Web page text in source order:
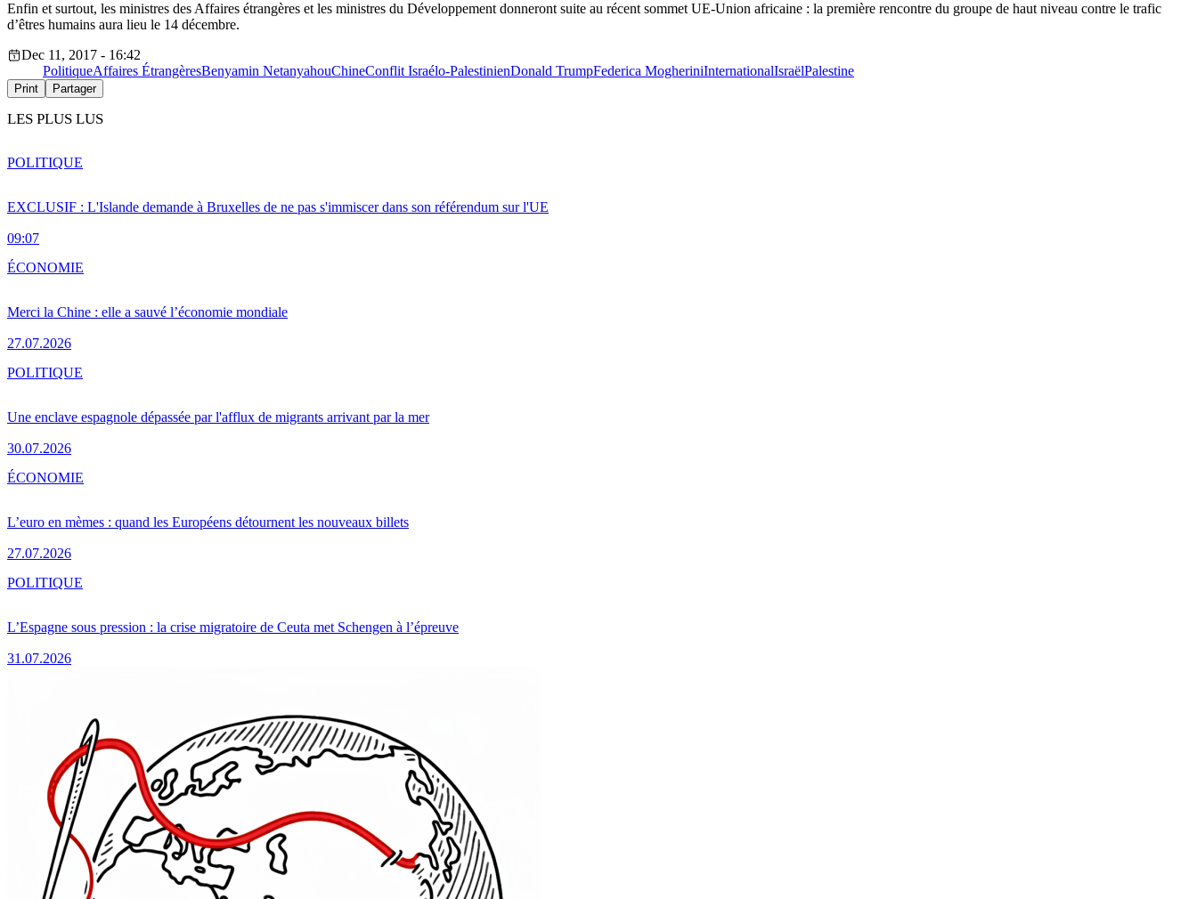
Enfin et surtout, les ministres des Affaires étrangères et les ministres du Développement donneront suite au récent sommet UE-Union africaine : la première rencontre du groupe de haut niveau contre le trafic
d’êtres humains aura lieu le 14 décembre.
Dec 11, 2017 - 16:42
PolitiqueAffaires ÉtrangèresBenyamin NetanyahouChineConflit Israélo-PalestinienDonald TrumpFederica MogheriniInternationalIsraëlPalestine
Print Partager
LES PLUS LUS
EXCLUSIF : L'Islande demande à Bruxelles de ne pas s'immiscer dans son référendum sur l'UE
09:07
POLITIQUE
Merci la Chine : elle a sauvé l’économie mondiale
27.07.2026
ÉCONOMIE
Une enclave espagnole dépassée par l'afflux de migrants arrivant par la mer
30.07.2026
POLITIQUE
L’euro en mèmes : quand les Européens détournent les nouveaux billets
27.07.2026
ÉCONOMIE
L’Espagne sous pression : la crise migratoire de Ceuta met Schengen à l’épreuve
31.07.2026
POLITIQUE